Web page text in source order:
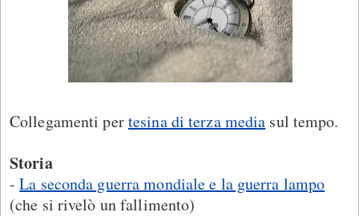
Collegamenti pertesina di terza media sul tempo.
Storia
-La seconda guerra mondiale e la guerra lampo
(che si rivelò un fallimento)